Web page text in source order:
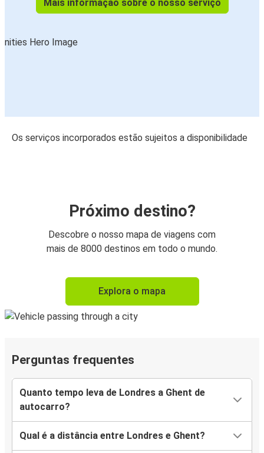
Mais informação sobre o nosso serviço
Os serviços incorporados estão sujeitos a disponibilidade
Próximo destino?
Descobre o nosso mapa de viagens com
mais de 8000 destinos em todo o mundo.
Explora o mapa
Perguntas frequentes
Quanto tempo leva de Londres a Ghent de
autocarro?
Qual é a distância entre Londres e Ghent?